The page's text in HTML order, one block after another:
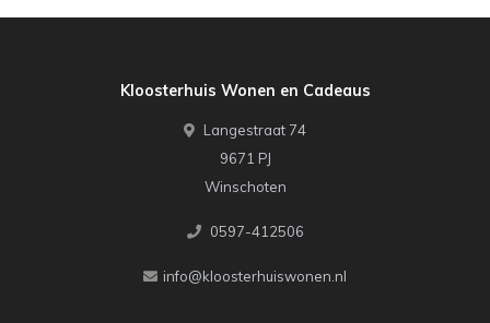
Kloosterhuis Wonen en Cadeaus
Langestraat 74
9671 PJ
Winschoten
0597-412506
info@kloosterhuiswonen.nl